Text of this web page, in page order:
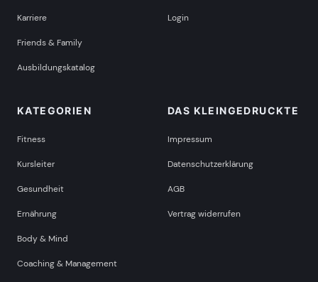
Karriere
Friends & Family
Ausbildungskatalog
Login
KATEGORIEN
Fitness
Kursleiter
Gesundheit
Ernährung
Body & Mind
Coaching & Management
DAS KLEINGEDRUCKTE
Impressum
Datenschutzerklärung
AGB
Vertrag widerrufen